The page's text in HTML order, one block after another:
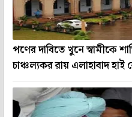
পণের দাবিতে খুনে স্বামীকে
চাঞ্চল্যকর রায় এলাহাবাদ হাই